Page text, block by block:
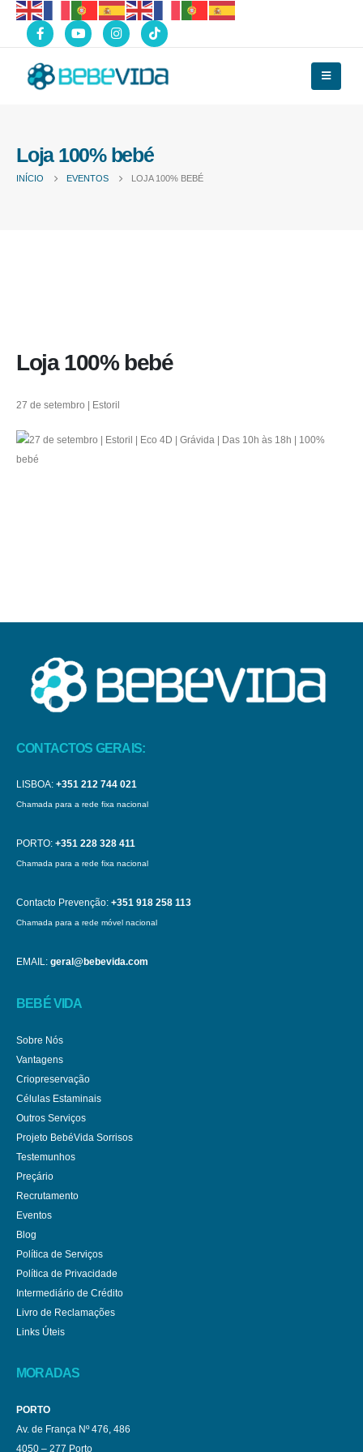
Loja 100% bebé
INÍCIO EVENTOS LOJA 100% BEBÉ
Loja 100% bebé
27 de setembro | Estoril
CONTACTOS GERAIS:
LISBOA: +351 212 744 021
Chamada para a rede fixa nacional
PORTO: +351 228 328 411
Chamada para a rede fixa nacional
Contacto Prevenção: +351 918 258 113
Chamada para a rede móvel nacional
EMAIL: geral@bebevida.com
BEBÉ VIDA
Sobre Nós
Vantagens
Criopreservação
Células Estaminais
Outros Serviços
Projeto BebéVida Sorrisos
Testemunhos
Preçário
Recrutamento
Eventos
Blog
Política de Serviços
Política de Privacidade
Intermediário de Crédito
Livro de Reclamações
Links Úteis
MORADAS
PORTO
Av. de França Nº 476, 486
4050 – 277 Porto